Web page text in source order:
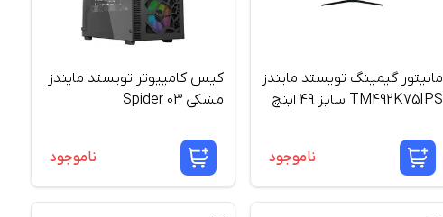
مانیتور گیمینگ تویستد مایندز
TM492K75IPS سایز 49 اینچ
ناموجود
کیس کامپیوتر تویستد مایندز
مشکی 03 Spider
ناموجود